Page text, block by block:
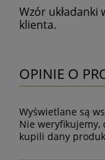
Wzór układanki
klienta.
OPINIE O
Wyświetlane są
Nie weryfikujemy,
kupili dany